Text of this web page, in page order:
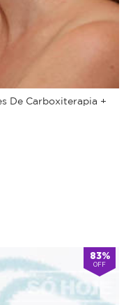
De Carboxiterapia +
83%
OFF